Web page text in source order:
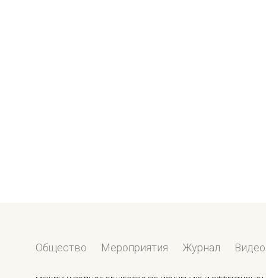
Общество Мероприятия Журнал Видео